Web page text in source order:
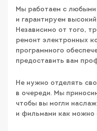
Мы работаем с
и гарантируем
Независимо от того,
ремонт электронных
программного
предоставить вам
Не нужно отделять
в очереди. Мы
чтобы вы могли
и фильмами как можно